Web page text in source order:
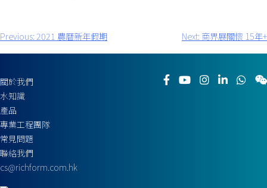
文
章
覽
Previous:2021 農曆新年假期 Next:商界展關懷 15年+
關於我們
水知識
產品
專業工程團隊
常見問題
聯絡我們
cs@richform.com.hk